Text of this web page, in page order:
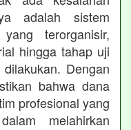
adalah sistem
terorganisir,
hingga tahap uji
Dengan
bahwa dana
profesional yang
melahirkan